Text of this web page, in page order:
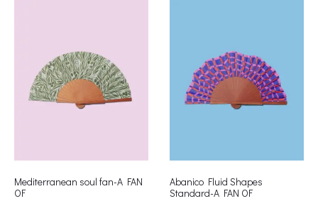
Mediterranean soul fan-A FAN
OF
Abanico Fluid Shapes
Standard-A FAN OF